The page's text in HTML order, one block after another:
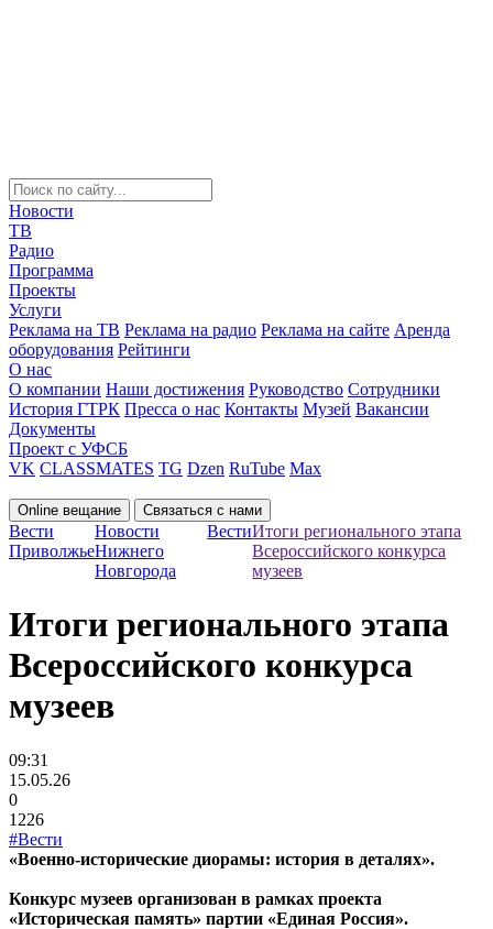
Новости
ТВ
Радио
Программа
Проекты
Услуги
Реклама на ТВ Реклама на радио Реклама на сайте Аренда
оборудования Рейтинги
О нас
О компании Наши достижения Руководство Сотрудники
История ГТРК Пресса о нас Контакты Музей Вакансии
Документы
Проект с УФСБ
VK CLASSMATES TG Dzen RuTube Max
Online вещание Связаться с нами
Вести
Приволжье
Новости
Нижнего
Новгорода
ВестиИтоги регионального этапа
Всероссийского конкурса
музеев
Итоги регионального этапа
Всероссийского конкурса
музеев
09:31
15.05.26
0
1226
#Вести
«Военно-исторические диорамы: история в деталях».
Конкурс музеев организован в рамках проекта
«Историческая память» партии «Единая Россия».